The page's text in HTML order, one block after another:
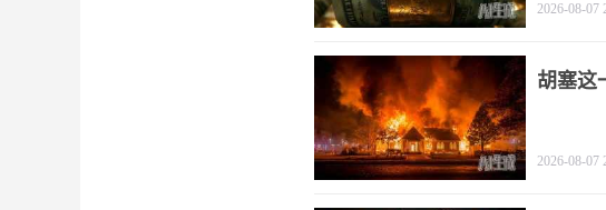
2026-08-07
胡塞这
2026-08-07